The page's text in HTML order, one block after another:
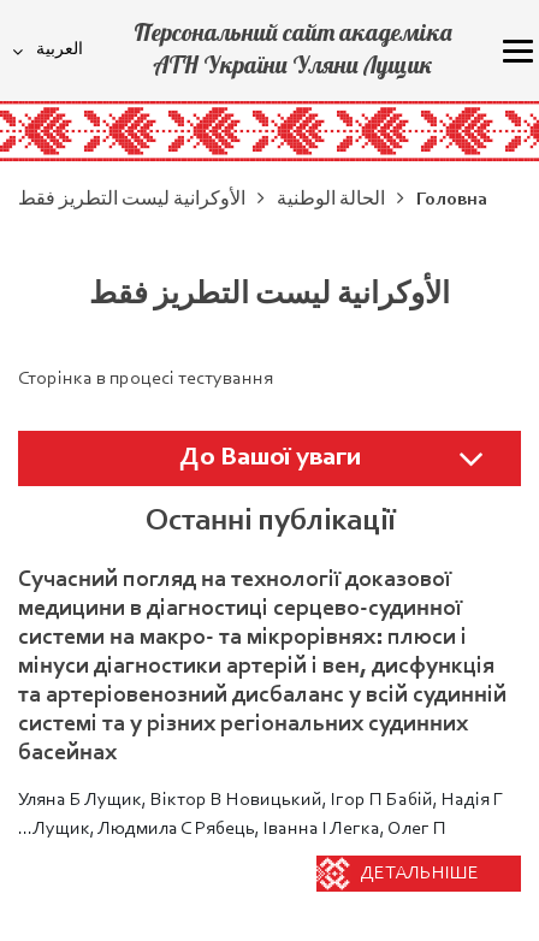
Персональний сайт академіка
АТН України Уляни Лущик
العربية
Головна الحالة الوطنية الأوكرانية ليست التطريز فقط
الأوكرانية ليست التطريز فقط
Сторінка в процесі тестування
До Вашої уваги
Останні публікації
Сучасний погляд на технології доказової
медицини в діагностиці серцево-судинної
системи на макро- та мікрорівнях: плюси і
мінуси діагностики артерій і вен, дисфункція
та артеріовенозний дисбаланс у всій судинній
системі та у різних регіональних судинних
басейнах
Уляна Б Лущик, Віктор В Новицький, Ігор П Бабій, Надія Г
Лущик, Людмила С Рябець, Іванна І Легка, Олег П...
ДЕТАЛЬНІШЕ